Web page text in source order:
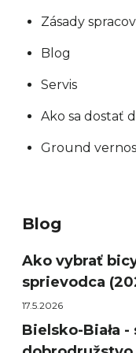
Zásady
Blog
Servis
Ako sa dostať
Ground
Blog
Ako vybrať
sprievodca
17.5.2026
Bielsko-Biała